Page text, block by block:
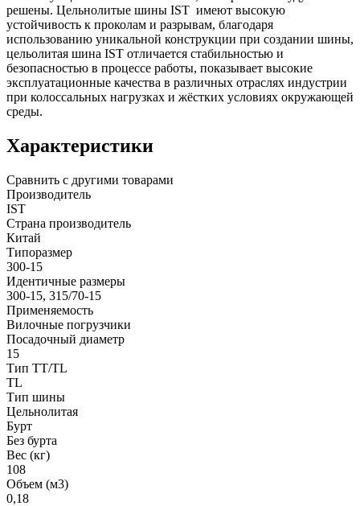
решены. Цельнолитые шины IST имеют высокую
устойчивость к проколам и разрывам, благодаря
использованию уникальной конструкции при создании шины,
цельолитая шина IST отличается стабильностью и
безопасностью в процессе работы, показывает высокие
эксплуатационные качества в различных отраслях индустрии
при колоссальных нагрузках и жёстких условиях окружающей
среды.
Характеристики
Сравнить с другими товарами
Производитель
IST
Страна производитель
Китай
Типоразмер
300-15
Идентичные размеры
300-15, 315/70-15
Применяемость
Вилочные погрузчики
Посадочный диаметр
15
Тип TT/TL
TL
Тип шины
Цельнолитая
Бурт
Без бурта
Вес (кг)
108
Объем (м3)
0,18